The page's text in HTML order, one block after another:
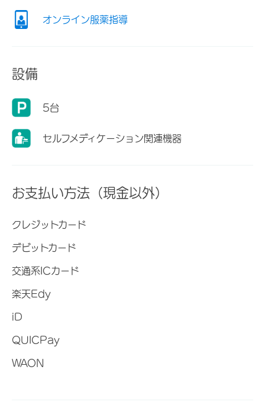
オンライン服薬指導
設備
5台
セルフメディケーション関連機器
お支払い方法（現金以外）
クレジットカード
デビットカード
交通系ICカード
楽天Edy
iD
QUICPay
WAON